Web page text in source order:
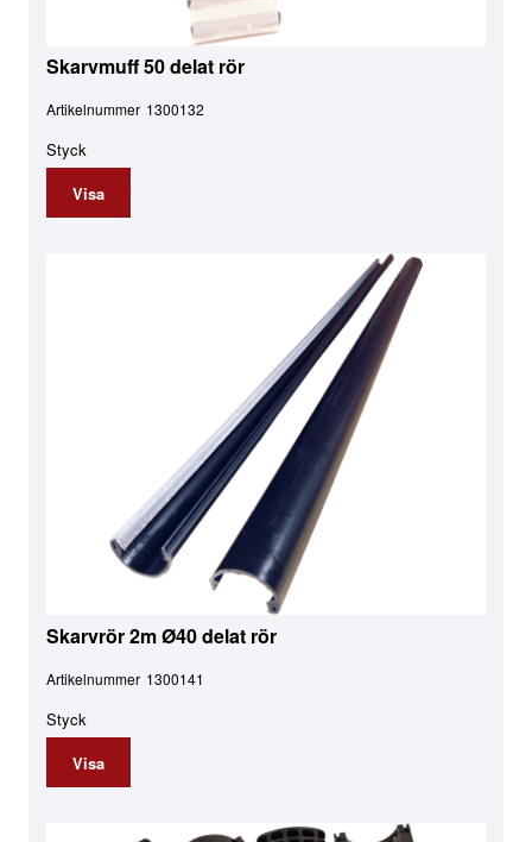
Skarvmuff 50 delat rör
Artikelnummer 1300132
Styck
Visa
Skarvrör 2m Ø40 delat rör
Artikelnummer 1300141
Styck
Visa